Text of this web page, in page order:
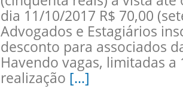
dia 11/10/2017 R$ 70,00
Advogados e Estagiários
desconto para associados
Havendo vagas, limitadas
realização […]